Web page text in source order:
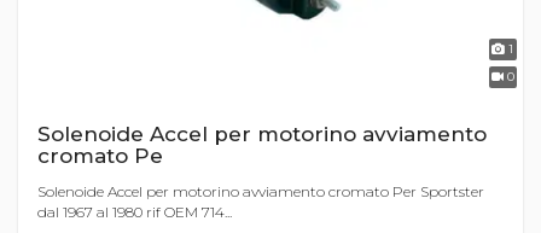
1
0
Solenoide Accel per motorino avviamento
cromato Pe
Solenoide Accel per motorino avviamento cromato Per Sportster
dal 1967 al 1980 rif OEM 714...